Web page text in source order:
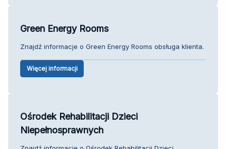
Green Energy Rooms
Znajdź informacje o Green Energy Rooms obsługa klienta.
Więcej informacji
Ośrodek Rehabilitacji Dzieci
Niepełnosprawnych